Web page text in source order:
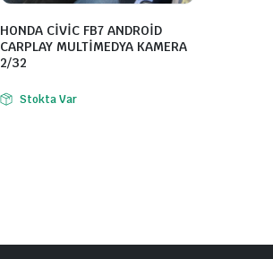
HONDA CİVİC FB7 ANDROİD
CARPLAY MULTİMEDYA KAMERA
2/32
Stokta Var